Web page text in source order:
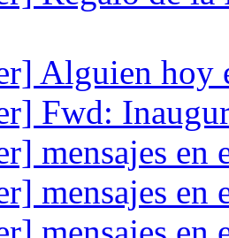
Alguien hoy
Fwd:
mensajes
mensajes